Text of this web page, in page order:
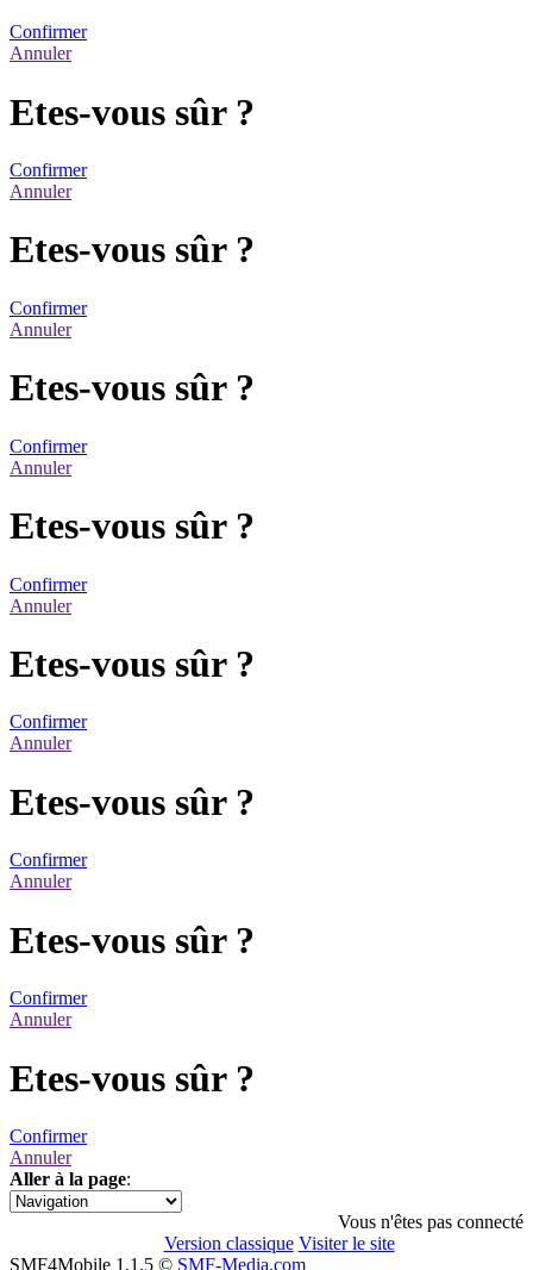
Confirmer
Annuler
Etes-vous sûr ?
Confirmer
Annuler
Etes-vous sûr ?
Confirmer
Annuler
Etes-vous sûr ?
Confirmer
Annuler
Etes-vous sûr ?
Confirmer
Annuler
Etes-vous sûr ?
Confirmer
Annuler
Etes-vous sûr ?
Confirmer
Annuler
Etes-vous sûr ?
Confirmer
Annuler
Etes-vous sûr ?
Confirmer
Annuler
Aller à la page:
1
Vous n'êtes pas connecté
Version classique Visiter le site
SMF4Mobile 1.1.5 © SMF-Media.com